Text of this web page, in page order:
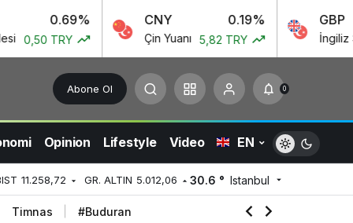
CNY 0.19%
Çin Yuanı 5,82 TRY
GBP
İngiliz Sterlini
Abone Ol 0
Opinion Lifestyle Video EN
11.258,72 GR. ALTIN 5.012,06 30.6 ° Istanbul
Timnas #Buduran